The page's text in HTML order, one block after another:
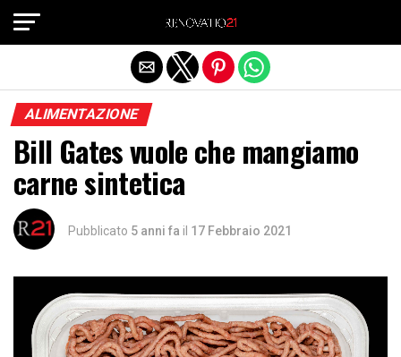
ALIMENTAZIONE
Bill Gates vuole che mangiamo
carne sintetica
Pubblicato 5 anni fa il 17 Febbraio 2021
Exit mobile version